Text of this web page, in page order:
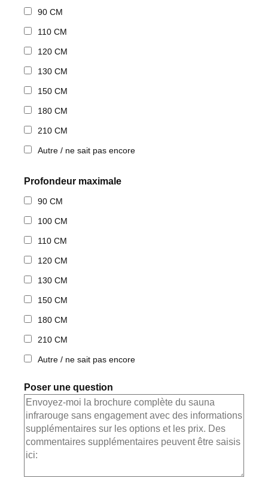
90 CM
110 CM
120 CM
130 CM
150 CM
180 CM
210 CM
Autre / ne sait pas encore
Profondeur maximale
90 CM
100 CM
110 CM
120 CM
130 CM
150 CM
180 CM
210 CM
Autre / ne sait pas encore
Poser une question